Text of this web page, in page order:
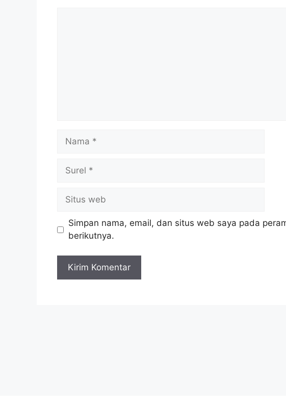
Nama
Surel
Situs
web
Simpan nama, email, dan situs web saya pada
berikutnya.